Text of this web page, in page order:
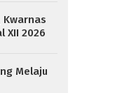
Kwarnas
XII 2026
Melaju